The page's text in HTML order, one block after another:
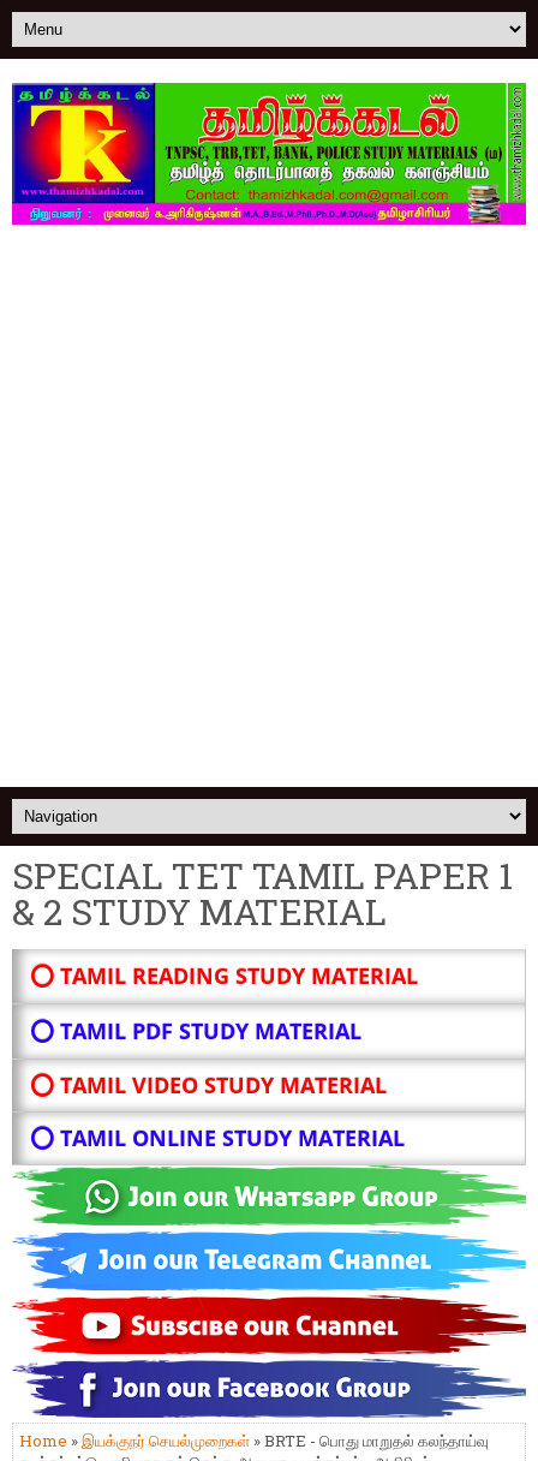
SPECIAL TET TAMIL PAPER 1
& 2 STUDY MATERIAL
⭕ TAMIL READING STUDY MATERIAL
⭕ TAMIL PDF STUDY MATERIAL
⭕ TAMIL VIDEO STUDY MATERIAL
⭕ TAMIL ONLINE STUDY MATERIAL
Home »இயக்குநர் செயல்முறைகள் » BRTE - பொது மாறுதல் கலந்தாய்வு